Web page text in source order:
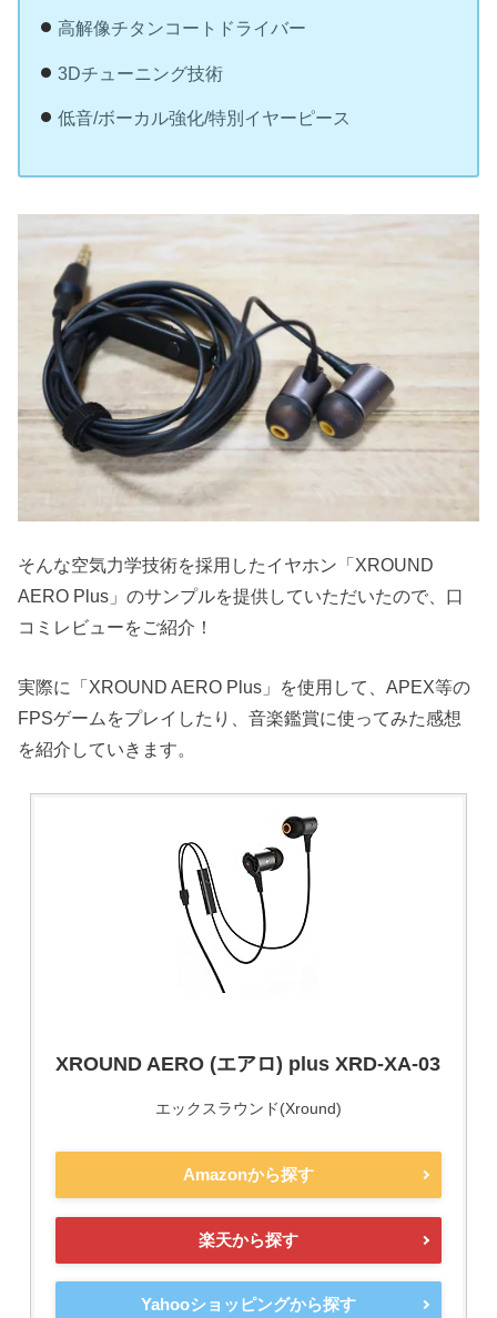
高解像チタンコートドライバー
3Dチューニング技術
低音/ボーカル強化/特別イヤーピース
そんな空気力学技術を採用したイヤホン「XROUND
AERO Plus」のサンプルを提供していただいたので、口
コミレビューをご紹介！
実際に「XROUND AERO Plus」を使用して、APEX等の
FPSゲームをプレイしたり、音楽鑑賞に使ってみた感想
を紹介していきます。
XROUND AERO (エアロ) plus XRD-XA-03
エックスラウンド(Xround)
Amazonから探す
楽天から探す
Yahooショッピングから探す